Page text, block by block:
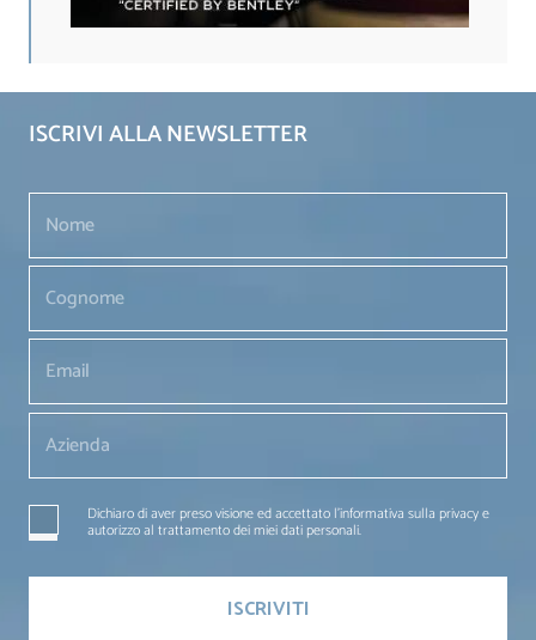
ISCRIVI ALLA NEWSLETTER
Dichiaro di aver preso visione ed accettato l'informativa sulla privacy e
autorizzo al trattamento dei miei dati personali.